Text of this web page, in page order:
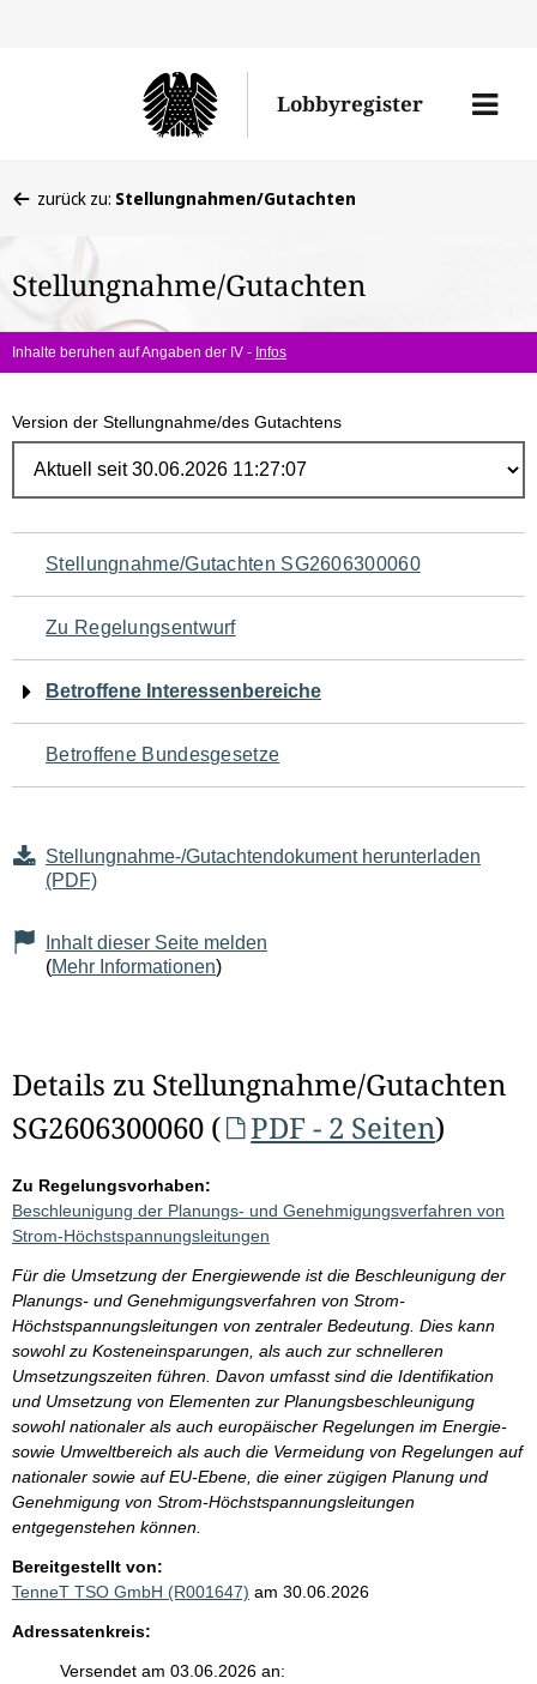
Lobbyregister
Menü
befinden
hier:
zurück zu: Stellungnahmen/Gutachten
Stellungnahme/Gutachten
Inhalte beruhen auf Angaben der IV - Infos
Version der Stellungnahme/des Gutachtens
Navigation
für
den
Seiteninhalt
Stellungnahme/Gutachten SG2606300060
Zu Regelungsentwurf
Betroffene Interessenbereiche
Betroffene Bundesgesetze
Stellungnahme-/Gutachtendokument herunterladen
(PDF)
Inhalt dieser Seite melden
(Mehr Informationen)
Details zu Stellungnahme/Gutachten
SG2606300060 (
PDF - 2 Seiten)
Zu Regelungsvorhaben:
Beschleunigung der Planungs- und Genehmigungsverfahren von
Strom-Höchstspannungsleitungen
Für die Umsetzung der Energiewende ist die Beschleunigung der
Planungs- und Genehmigungsverfahren von Strom-
Höchstspannungsleitungen von zentraler Bedeutung. Dies kann
sowohl zu Kosteneinsparungen, als auch zur schnelleren
Umsetzungszeiten führen. Davon umfasst sind die Identifikation
und Umsetzung von Elementen zur Planungsbeschleunigung
sowohl nationaler als auch europäischer Regelungen im Energie-
sowie Umweltbereich als auch die Vermeidung von Regelungen auf
nationaler sowie auf EU-Ebene, die einer zügigen Planung und
Genehmigung von Strom-Höchstspannungsleitungen
entgegenstehen können.
Bereitgestellt von:
TenneT TSO GmbH (R001647) am 30.06.2026
Adressatenkreis:
Versendet am 03.06.2026 an: